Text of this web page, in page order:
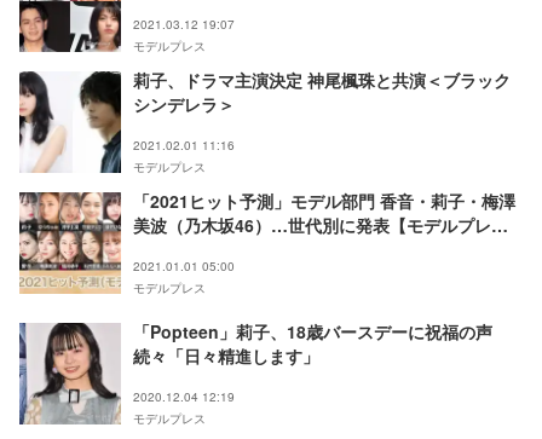
2021.03.12 19:07
モデルプレス
莉子、ドラマ主演決定 神尾楓珠と共演＜ブラック
シンデレラ＞
2021.02.01 11:16
モデルプレス
「2021ヒット予測」モデル部門 香音・莉子・梅澤
美波（乃木坂46）…世代別に発表【モデルプレス
2021.01.01 05:00
モデルプレス
「Popteen」莉子、18歳バースデーに祝福の声
続々「日々精進します」
2020.12.04 12:19
モデルプレス